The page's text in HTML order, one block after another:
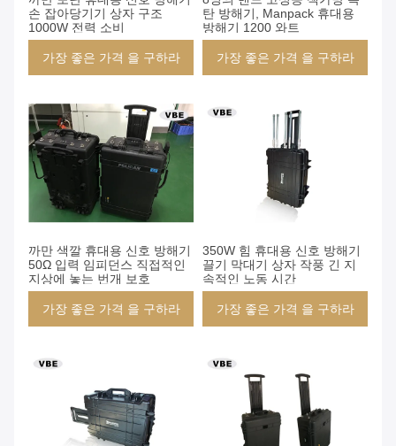
손 잡아당기기 상자 구조
1000W 전력 소비
가장 좋은 가격 을 구하라
탄 방해기, Manpack 휴대용
방해기 1200 와트
가장 좋은 가격 을 구하라
까만 색깔 휴대용 신호 방해기
50Ω 입력 임피던스 직접적인
지상에 놓는 번개 보호
가장 좋은 가격 을 구하라
350W 힘 휴대용 신호 방해기
끌기 막대기 상자 작풍 긴 지
속적인 노동 시간
가장 좋은 가격 을 구하라